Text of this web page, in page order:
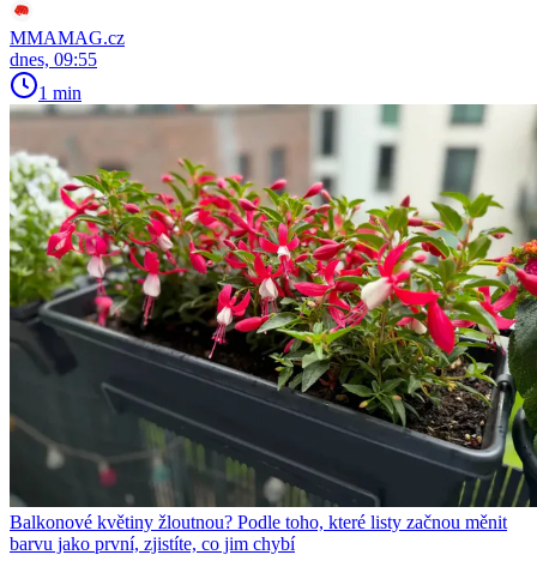
MMAMAG.cz
dnes, 09:55
1 min
Balkonové květiny žloutnou? Podle toho, které listy začnou měnit
barvu jako první, zjistíte, co jim chybí